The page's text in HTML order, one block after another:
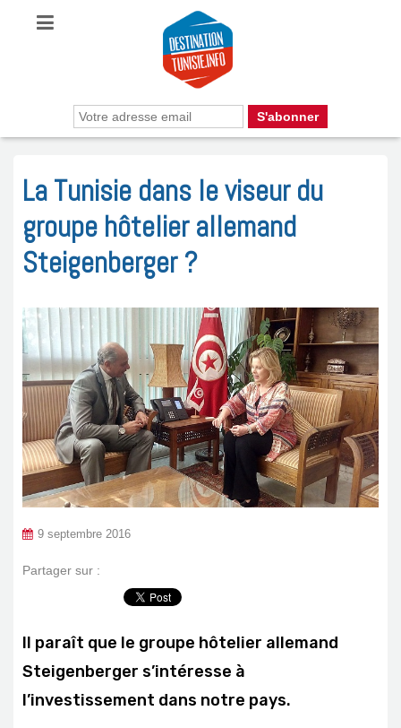
La Tunisie dans le viseur du
groupe hôtelier allemand
Steigenberger ?
9 septembre 2016
Partager sur :
Il paraît que le groupe hôtelier allemand
Steigenberger s’intéresse à
l’investissement dans notre pays.